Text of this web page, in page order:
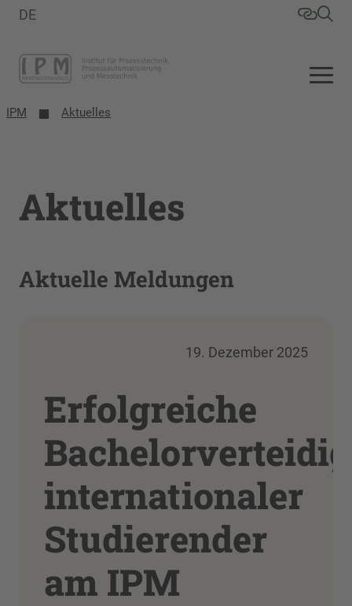
DE
IPM Aktuelles
Aktuelles
Aktuelle Meldungen
19. Dezember 2025
Erfolgreiche
internationaler
Studierender
am IPM